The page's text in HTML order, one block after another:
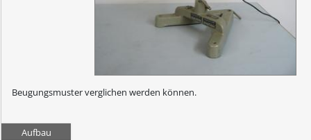
Beugungsmuster verglichen werden können.
Aufbau